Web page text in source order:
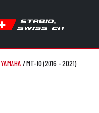
YAMAHA /MT-10 (2016 - 2021)